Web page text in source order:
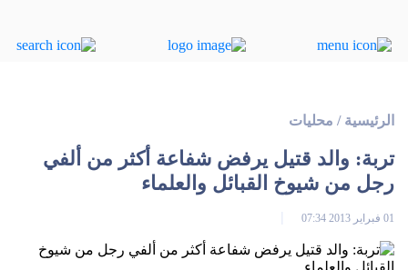
الرئيسية / محليات
تربة: والد قتيل يرفض شفاعة أكثر من ألفي
رجل من شيوخ القبائل والعلماء
01 فبراير 2013 07:34